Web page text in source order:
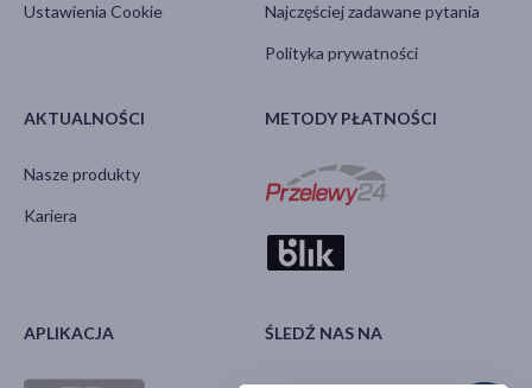
Ustawienia Cookie Najczęściej zadawane pytania
Polityka prywatności
AKTUALNOŚCI
Nasze produkty
Kariera
METODY PŁATNOŚCI
APLIKACJA ŚLEDŹ NAS NA